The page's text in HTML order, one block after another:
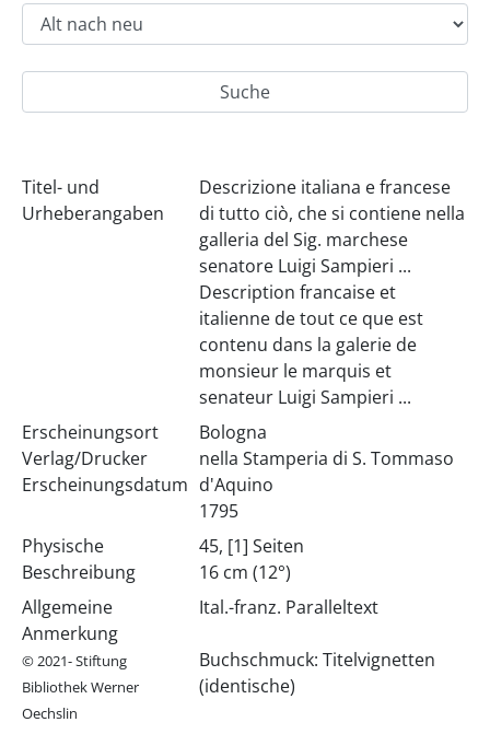
Titel- und
Urheberangaben
Descrizione italiana e francese
di tutto ciò, che si contiene nella
galleria del Sig. marchese
senatore Luigi Sampieri ...
Description francaise et
italienne de tout ce que est
contenu dans la galerie de
monsieur le marquis et
senateur Luigi Sampieri ...
Erscheinungsort
Verlag/Drucker
Erscheinungsdatum
Bologna
nella Stamperia di S. Tommaso
d'Aquino
1795
Physische
Beschreibung
45, [1] Seiten
16 cm (12°)
Allgemeine
Anmerkung
© 2021- Stiftung
Bibliothek Werner
Oechslin
Ital.-franz. Paralleltext
Buchschmuck: Titelvignetten
(identische)